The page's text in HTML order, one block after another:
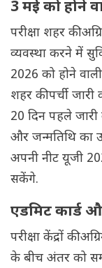
3 मई को होने
परीक्षा शहर की
व्यवस्था करने में
2026 को होने
शहर की पर्ची
20 दिन पहले
और जन्मतिथि का
अपनी नीट यूजी
सकेंगे.
एडमिट कार्ड
परीक्षा केंद्रों की
के बीच अंतर को